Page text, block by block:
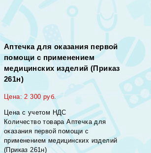
Аптечка для оказания первой
помощи с применением
медицинских изделий (Приказ
261н)
Цена:2 300 руб.
Цена с учетом НДС
Количество товара Аптечка для
оказания первой помощи с
применением медицинских изделий
(Приказ 261н)